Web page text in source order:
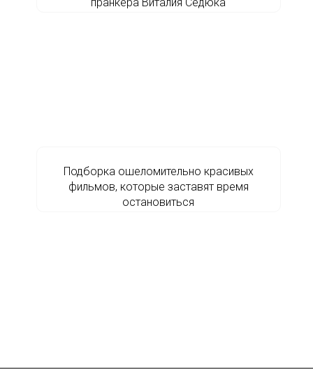
Подборка ошеломительно красивых
фильмов, которые заставят время
остановиться